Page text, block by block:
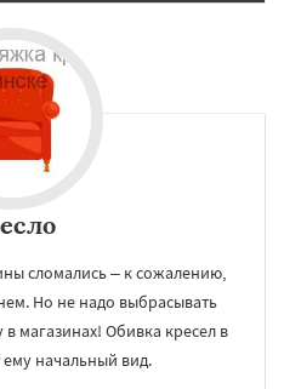
сломались – к сожалению,
Но не надо выбрасывать
в магазинах! Обивка кресел в
начальный вид.